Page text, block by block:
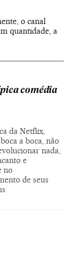
o canal
quantidade, a
comédia
da Netflix,
a boca, não
nada,
e
no
de seus